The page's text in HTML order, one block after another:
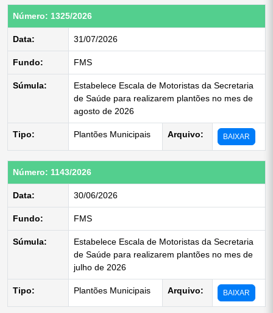
Número: 1325/2026
Data: 31/07/2026
Fundo: FMS
Súmula:
Estabelece Escala de Motoristas da Secretaria
de Saúde para realizarem plantões no mes de
agosto de 2026
Tipo: Plantões Municipais Arquivo: BAIXAR
Número: 1143/2026
Data: 30/06/2026
Fundo: FMS
Súmula:
Estabelece Escala de Motoristas da Secretaria
de Saúde para realizarem plantões no mes de
julho de 2026
Tipo: Plantões Municipais Arquivo: BAIXAR